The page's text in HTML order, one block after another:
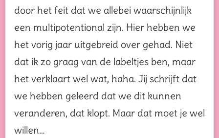
door het feit dat we allebei waarschijnlijk
een multipotentional zijn. Hier hebben we
het vorig jaar uitgebreid over gehad. Niet
dat ik zo graag van de labeltjes ben, maar
het verklaart wel wat, haha. Jij schrijft dat
we hebben geleerd dat we dit kunnen
veranderen, dat klopt. Maar dat moet je wel
willen…